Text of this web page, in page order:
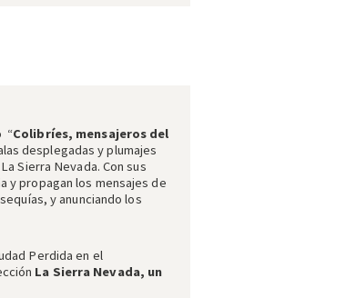
“Colibríes, mensajeros del
desplegadas y plumajes
Sierra Nevada. Con sus
y propagan los mensajes de
y anunciando los
Perdida en el
La Sierra Nevada, un